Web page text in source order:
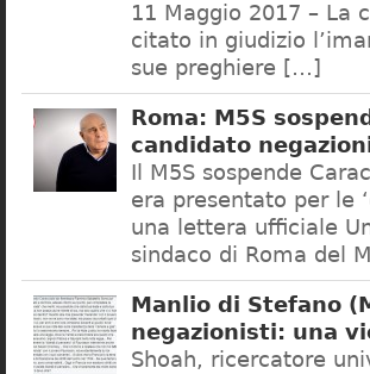
11 Maggio 2017 – La
citato in giudizio
sue preghiere […]
Roma: M5S
candidato
Il M5S sospende
era presentato per le
una lettera ufficiale
sindaco di Roma del
Manlio di Stefano
negazionisti: una
Shoah, ricercatore